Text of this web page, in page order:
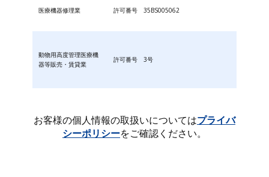
医療機器修理業 許可番号 35BS005062
動物用高度管理医療機
器等販売・賃貸業
許可番号 3号
お客様の個人情報の取扱いについてはプライバ
シーポリシーをご確認ください。